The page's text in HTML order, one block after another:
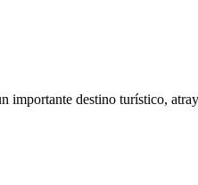
destino turístico,